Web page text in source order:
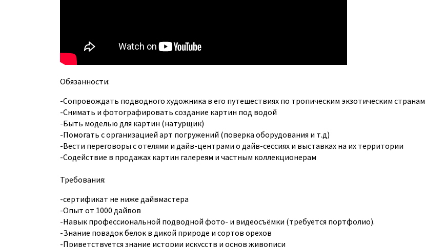
Обязанности:
-Сопровождать подводного художника в его путешествиях по тропическим экзотическим странам
-Снимать и фотографировать создание картин под водой
-Быть моделью для картин (натурщик)
-Помогать с организацией арт погружений (поверка оборудования и т.д)
-Вести переговоры с отелями и дайв-центрами о дайв-сессиях и выставках на их территории
-Содействие в продажах картин галереям и частным коллекционерам
Требования:
-сертификат не ниже дайвмастера
-Опыт от 1000 дайвов
-Навык профессиональной подводной фото- и видеосъёмки (требуется портфолио).
-Знание повадок белок в дикой природе и сортов орехов
-Приветствуется знание истории искусств и основ живописи